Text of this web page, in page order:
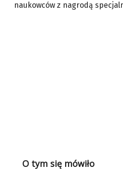
naukowców z nagrodą
O tym się mówiło